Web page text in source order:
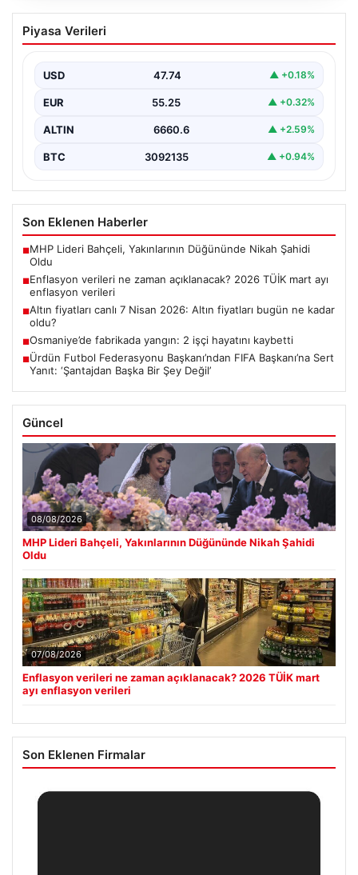
Enflasyon verileri ne zaman
açıklanacak? 2026 TÜİK mart ayı
Piyasa Verileri
USD 47.74 ▲ +0.18%
EUR 55.25 ▲ +0.32%
ALTIN 6660.6 ▲ +2.59%
BTC 3092135 ▲ +0.94%
Son Eklenen Haberler
■MHP Lideri Bahçeli, Yakınlarının Düğününde Nikah Şahidi
Oldu
■Enflasyon verileri ne zaman açıklanacak? 2026 TÜİK mart ayı
enflasyon verileri
■Altın fiyatları canlı 7 Nisan 2026: Altın fiyatları bugün ne kadar
oldu?
■Osmaniye’de fabrikada yangın: 2 işçi hayatını kaybetti
■Ürdün Futbol Federasyonu Başkanı’ndan FIFA Başkanı’na Sert
Yanıt: ‘Şantajdan Başka Bir Şey Değil’
Güncel
08/08/2026
MHP Lideri Bahçeli, Yakınlarının Düğününde Nikah Şahidi
Oldu
07/08/2026
Enflasyon verileri ne zaman açıklanacak? 2026 TÜİK mart
ayı enflasyon verileri
Son Eklenen Firmalar